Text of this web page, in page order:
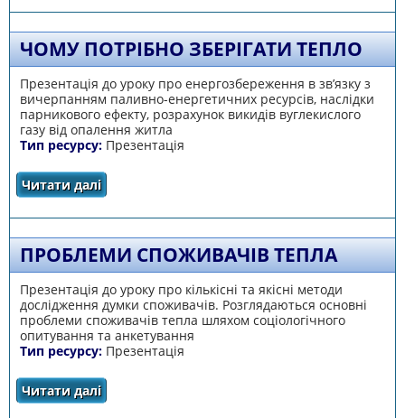
ЧОМУ ПОТРІБНО ЗБЕРІГАТИ ТЕПЛО
Презентація до уроку про енергозбереження в зв’язку з
вичерпанням паливно-енергетичних ресурсів, наслідки
парникового ефекту, розрахунок викидів вуглекислого
газу від опалення житла
Тип ресурсу: Презентація
Читати даліпро Чому потрібно зберігати тепло
ПРОБЛЕМИ СПОЖИВАЧІВ ТЕПЛА
Презентація до уроку про кількісні та якісні методи
дослідження думки споживачів. Розглядаються основні
проблеми споживачів тепла шляхом соціологічного
опитування та анкетування
Тип ресурсу: Презентація
Читати даліпро Проблеми споживачів тепла